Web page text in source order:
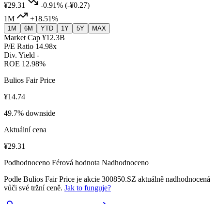
¥29.31 -0.91% (-¥0.27)
1M
+18.51%
1M 6M YTD 1Y 5Y MAX
Market Cap ¥12.3B
P/E Ratio 14.98x
Div. Yield -
ROE 12.98%
Bulios Fair Price
¥14.74
49.7% downside
Aktuální cena
¥29.31
Podhodnoceno Férová hodnota Nadhodnoceno
Podle Bulios Fair Price je akcie 300850.SZ aktuálně nadhodnocená
vůči své tržní ceně. Jak to funguje?